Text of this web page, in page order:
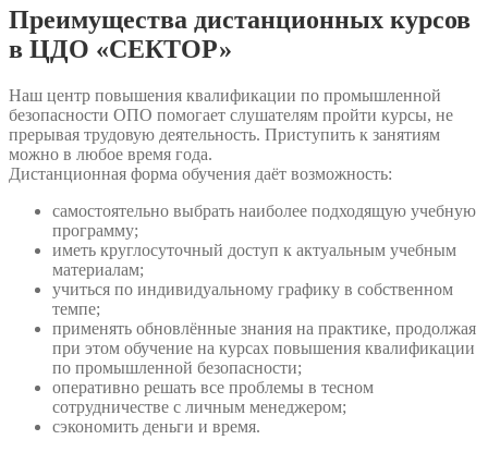
Преимущества дистанционных курсов
в ЦДО «СЕКТОР»
Наш центр повышения квалификации по промышленной
безопасности ОПО помогает слушателям пройти курсы, не
прерывая трудовую деятельность. Приступить к занятиям
можно в любое время года.
Дистанционная форма обучения даёт возможность:
самостоятельно выбрать наиболее подходящую учебную
программу;
иметь круглосуточный доступ к актуальным учебным
материалам;
учиться по индивидуальному графику в собственном
темпе;
применять обновлённые знания на практике, продолжая
при этом обучение на курсах повышения квалификации
по промышленной безопасности;
оперативно решать все проблемы в тесном
сотрудничестве с личным менеджером;
сэкономить деньги и время.